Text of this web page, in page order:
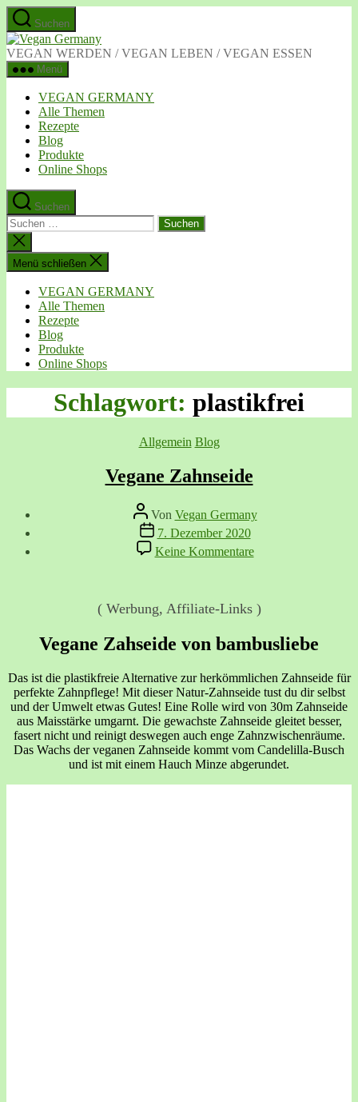
Zum
Inhalt
springen
Suchen
Vegan
Germany
VEGAN WERDEN / VEGAN LEBEN / VEGAN ESSEN
Menü
VEGAN GERMANY
Alle Themen
Rezepte
Blog
Produkte
Online Shops
Suchen
Suchen
nach:
Suche
schließen
Menü schließen
VEGAN GERMANY
Alle Themen
Rezepte
Blog
Produkte
Online Shops
Schlagwort: plastikfrei
Kategorien
Allgemein Blog
Vegane Zahnseide
Beitragsautor
Von Vegan Germany
Veröffentlichungsdatum
7. Dezember 2020
Keine Kommentarezu
Vegane
( Werbung, Affiliate-Links )
Vegane Zahseide von bambusliebe
Das ist die plastikfreie Alternative zur herkömmlichen Zahnseide für
perfekte Zahnpflege! Mit dieser Natur-Zahnseide tust du dir selbst
und der Umwelt etwas Gutes! Eine Rolle wird von 30m Zahnseide
aus Maisstärke umgarnt. Die gewachste Zahnseide gleitet besser,
fasert nicht und reinigt deswegen auch enge Zahnzwischenräume.
Das Wachs der veganen Zahnseide kommt vom Candelilla-Busch
und ist mit einem Hauch Minze abgerundet.